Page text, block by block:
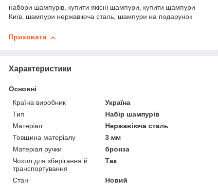
набори шампурів, купити якісні шампури, купити шампури
Київ, шампури нержавіюча сталь, шампури на подарунок
Приховати
Характеристики
Основні
Країна виробник
Україна
Тип
Набір шампурів
Матеріал
Нержавіюча сталь
Товщина матеріалу
3 мм
Матеріал ручки
бронза
Чохол для зберігання й
транспортування
Так
Стан
Новий